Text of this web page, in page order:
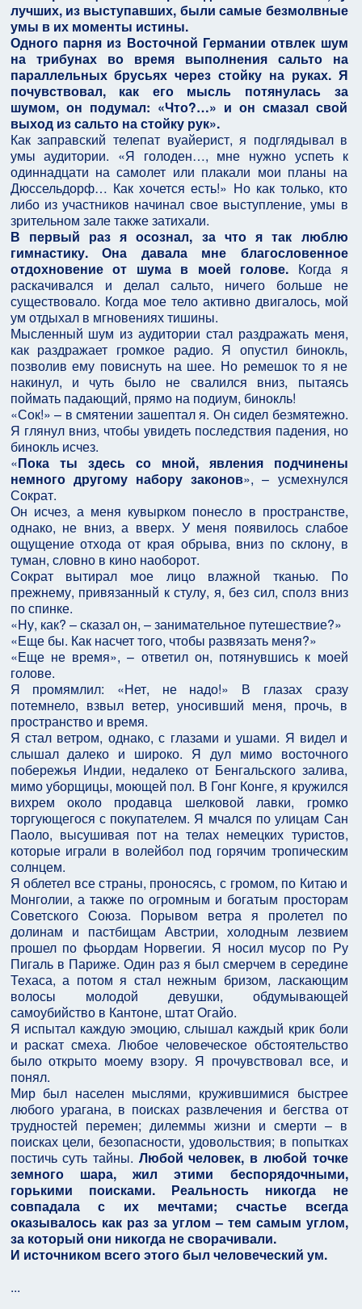
лучших, из выступавших, были самые безмолвные
умы в их моменты истины.
Одного парня из Восточной Германии отвлек шум
на трибунах во время выполнения сальто на
параллельных брусьях через стойку на руках. Я
почувствовал, как его мысль потянулась за
шумом, он подумал: «Что?…» и он смазал свой
выход из сальто на стойку рук».
Как заправский телепат вуайерист, я подглядывал в
умы аудитории. «Я голоден…, мне нужно успеть к
одиннадцати на самолет или плакали мои планы на
Дюссельдорф… Как хочется есть!» Но как только, кто
либо из участников начинал свое выступление, умы в
зрительном зале также затихали.
В первый раз я осознал, за что я так люблю
гимнастику. Она давала мне благословенное
отдохновение от шума в моей голове. Когда я
раскачивался и делал сальто, ничего больше не
существовало. Когда мое тело активно двигалось, мой
ум отдыхал в мгновениях тишины.
Мысленный шум из аудитории стал раздражать меня,
как раздражает громкое радио. Я опустил бинокль,
позволив ему повиснуть на шее. Но ремешок то я не
накинул, и чуть было не свалился вниз, пытаясь
поймать падающий, прямо на подиум, бинокль!
«Сок!» – в смятении зашептал я. Он сидел безмятежно.
Я глянул вниз, чтобы увидеть последствия падения, но
бинокль исчез.
«Пока ты здесь со мной, явления подчинены
немного другому набору законов», – усмехнулся
Сократ.
Он исчез, а меня кувырком понесло в пространстве,
однако, не вниз, а вверх. У меня появилось слабое
ощущение отхода от края обрыва, вниз по склону, в
туман, словно в кино наоборот.
Сократ вытирал мое лицо влажной тканью. По
прежнему, привязанный к стулу, я, без сил, сполз вниз
по спинке.
«Ну, как? – сказал он, – занимательное путешествие?»
«Еще бы. Как насчет того, чтобы развязать меня?»
«Еще не время», – ответил он, потянувшись к моей
голове.
Я промямлил: «Нет, не надо!» В глазах сразу
потемнело, взвыл ветер, уносивший меня, прочь, в
пространство и время.
Я стал ветром, однако, с глазами и ушами. Я видел и
слышал далеко и широко. Я дул мимо восточного
побережья Индии, недалеко от Бенгальского залива,
мимо уборщицы, моющей пол. В Гонг Конге, я кружился
вихрем около продавца шелковой лавки, громко
торгующегося с покупателем. Я мчался по улицам Сан
Паоло, высушивая пот на телах немецких туристов,
которые играли в волейбол под горячим тропическим
солнцем.
Я облетел все страны, проносясь, с громом, по Китаю и
Монголии, а также по огромным и богатым просторам
Советского Союза. Порывом ветра я пролетел по
долинам и пастбищам Австрии, холодным лезвием
прошел по фьордам Норвегии. Я носил мусор по Ру
Пигаль в Париже. Один раз я был смерчем в середине
Техаса, а потом я стал нежным бризом, ласкающим
волосы молодой девушки, обдумывающей
самоубийство в Кантоне, штат Огайо.
Я испытал каждую эмоцию, слышал каждый крик боли
и раскат смеха. Любое человеческое обстоятельство
было открыто моему взору. Я прочувствовал все, и
понял.
Мир был населен мыслями, кружившимися быстрее
любого урагана, в поисках развлечения и бегства от
трудностей перемен; дилеммы жизни и смерти – в
поисках цели, безопасности, удовольствия; в попытках
постичь суть тайны. Любой человек, в любой точке
земного шара, жил этими беспорядочными,
горькими поисками. Реальность никогда не
совпадала с их мечтами; счастье всегда
оказывалось как раз за углом – тем самым углом,
за который они никогда не сворачивали.
И источником всего этого был человеческий ум.
...